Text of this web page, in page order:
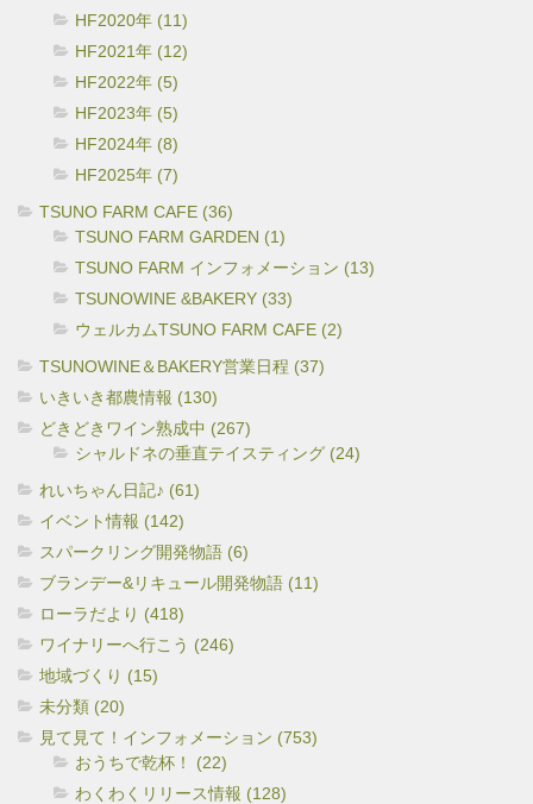
HF2020年 (11)
HF2021年 (12)
HF2022年 (5)
HF2023年 (5)
HF2024年 (8)
HF2025年 (7)
TSUNO FARM CAFE (36)
TSUNO FARM GARDEN (1)
TSUNO FARM インフォメーション (13)
TSUNOWINE &BAKERY (33)
ウェルカムTSUNO FARM CAFE (2)
TSUNOWINE＆BAKERY営業日程 (37)
いきいき都農情報 (130)
どきどきワイン熟成中 (267)
シャルドネの垂直テイスティング (24)
れいちゃん日記♪ (61)
イベント情報 (142)
スパークリング開発物語 (6)
ブランデー&リキュール開発物語 (11)
ローラだより (418)
ワイナリーへ行こう (246)
地域づくり (15)
未分類 (20)
見て見て！インフォメーション (753)
おうちで乾杯！ (22)
わくわくリリース情報 (128)